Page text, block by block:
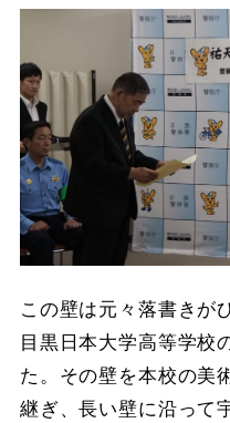
この壁は元々落書きが
目黒日本大学高等学校
た。その壁を本校の美
継ぎ、長い壁に沿って